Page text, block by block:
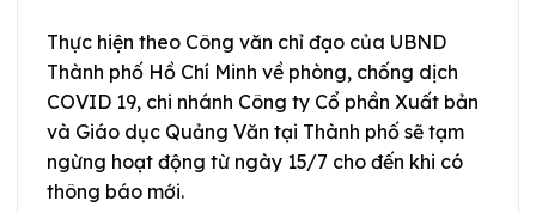
Thực hiện theo Công văn chỉ đạo của UBND
Thành phố Hồ Chí Minh về phòng, chống dịch
COVID 19, chi nhánh Công ty Cổ phần Xuất bản
và Giáo dục Quảng Văn tại Thành phố sẽ tạm
ngừng hoạt động từ ngày 15/7 cho đến khi có
thông báo mới.